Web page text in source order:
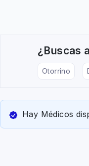
¿Buscas
Otorrino
Hay Médicos